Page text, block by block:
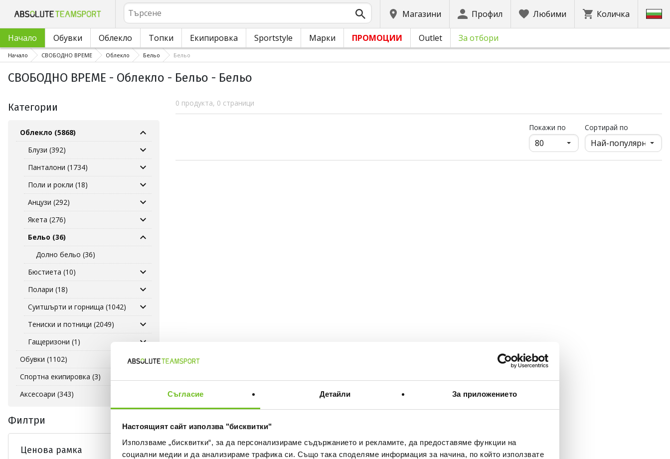
Съгласие Детайли За приложението
Настоящият сайт използва "бисквитки"
Използваме „бисквитки“, за да персонализираме съдържанието и рекламите, да предоставяме функции на
социални медии и да анализираме трафика си. Също така споделяме информация за начина, по който използвате
Търсене
Магазини Профил Любими Количка
Начало Обувки Облекло Топки Екипировка Sportstyle Марки ПРОМОЦИИ Outlet За отбори
Начало СВОБОДНО ВРЕМЕ Облекло Бельо Бельо
СВОБОДНО ВРЕМЕ - Облекло - Бельо - Бельо
Категории
Облекло (5868)
Блузи (392)
Панталони (1734)
Поли и рокли (18)
Анцузи (292)
Якета (276)
Бельо (36)
Долно бельо (36)
Бюстиета (10)
Полари (18)
Суитшърти и горнища (1042)
Тениски и потници (2049)
Гащеризони (1)
Обувки (1102)
Спортна екипировка (3)
Аксесоари (343)
Филтри
Ценова рамка
0 продукта, 0 страници
Покажи по продукти на страница
Сортирай по